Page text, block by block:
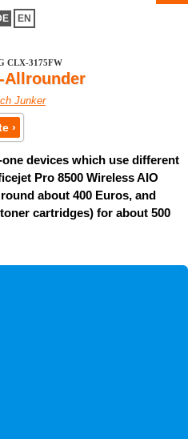
EN
CLX-3175FW
Allrounder
Junker
›
devices which use different
Pro 8500 Wireless AIO
about 400 Euros, and
cartridges) for about 500